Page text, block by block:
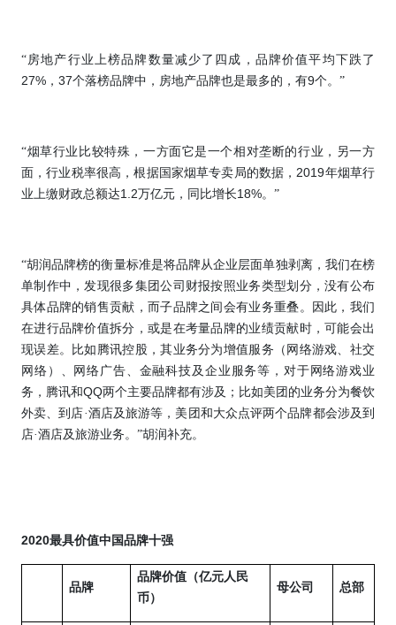
“房地产行业上榜品牌数量减少了四成，品牌价值平均下跌了
27% ， 37个落榜品牌中，房地产品牌也是最多的，有9个。”
“烟草行业比较特殊，一方面它是一个相对垄断的行业，另一方
面，行业税率很高，根据国家烟草专卖局的数据，2019年烟草行
业上缴财政总额达1.2万亿元，同比增长18%。”
“胡润品牌榜的衡量标准是将品牌从企业层面单独剥离，我们在榜
单制作中，发现很多集团公司财报按照业务类型划分，没有公布
具体品牌的销售贡献，而子品牌之间会有业务重叠。因此，我们
在进行品牌价值拆分，或是在考量品牌的业绩贡献时，可能会出
现误差。比如腾讯控股，其业务分为增值服务（网络游戏、社交
网络）、网络广告、金融科技及企业服务等，对于网络游戏业
务，腾讯和QQ两个主要品牌都有涉及；比如美团的业务分为餐饮
外卖、到店·酒店及旅游等，美团和大众点评两个品牌都会涉及到
店·酒店及旅游业务。”胡润补充。
2020最具价值中国品牌十强
品牌
品牌价值（亿元人民
币）
母公司 总部